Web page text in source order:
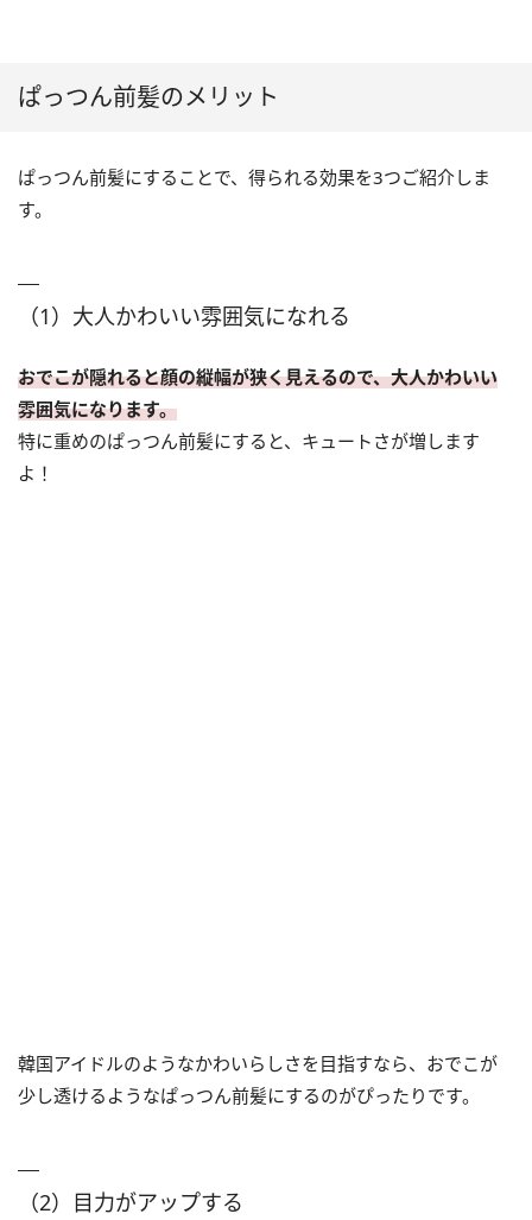
ぱっつん前髪のメリット
ぱっつん前髪にすることで、得られる効果を3つご紹介しま
す。
（1）大人かわいい雰囲気になれる
おでこが隠れると顔の縦幅が狭く見えるので、大人かわいい
雰囲気になります。
特に重めのぱっつん前髪にすると、キュートさが増します
よ！
韓国アイドルのようなかわいらしさを目指すなら、おでこが
少し透けるようなぱっつん前髪にするのがぴったりです。
（2）目力がアップする